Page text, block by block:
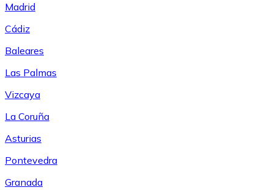
Madrid
Cádiz
Baleares
Las Palmas
Vizcaya
La Coruña
Asturias
Pontevedra
Granada